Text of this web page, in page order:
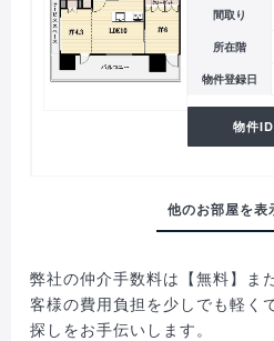
間取り
所在階
物件登録日
物件
弊社の仲介手数料は【無料】ま
客様の費用負担を少しでも軽く
探しをお手伝いします。